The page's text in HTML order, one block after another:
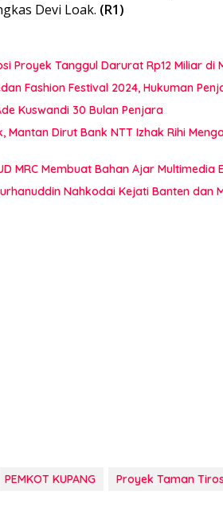
Devi Loak. (R1)
Proyek Tanggul Darurat Rp12 Miliar di
Fashion Festival 2024, Hukuman
Kuswandi 30 Bulan Penjara
Dirut Bank NTT Izhak Rihi
MRC Membuat Bahan Ajar Multimedia
Nahkodai Kejati Banten dan
PEMKOT KUPANG Proyek Taman